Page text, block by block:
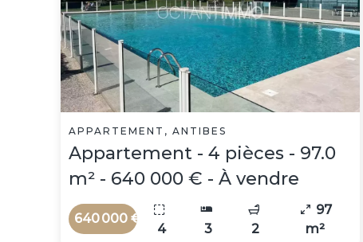
APPARTEMENT, ANTIBES
Appartement - 4 pièces - 97.0
m² - 640 000 € - À vendre
640 000 €
4 3 2
97
m²